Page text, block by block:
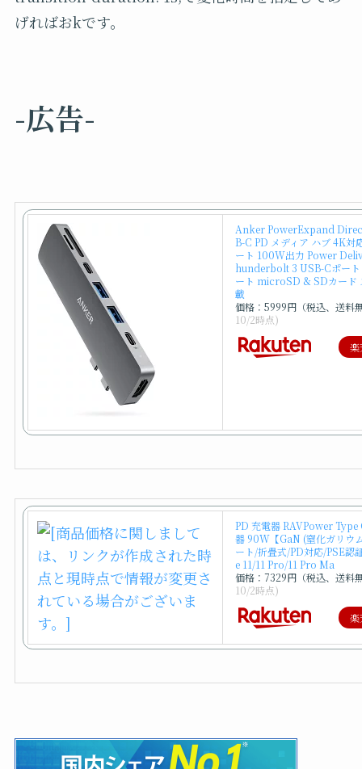
げればおkです。
-広告-
Anker PowerExpand
B-C PD メディア ハブ 4K
ート 100W出力 Power
hunderbolt 3 USB-Cポート
ート microSD & SDカード
載
価格：5999円（税込、送料
10/2時点)
楽
PD 充電器 RAVPower Type
器 90W【GaN (窒化ガリウ
ート/折畳式/PD対応/PSE認
e 11/11 Pro/11 Pro Ma
価格：7329円（税込、送料
10/2時点)
楽